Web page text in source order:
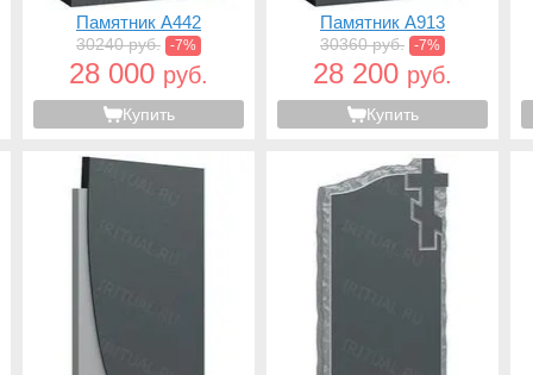
Памятник A442
30240 руб. -7%
28 000 руб.
Купить
Памятник A913
30360 руб. -7%
28 200 руб.
Купить